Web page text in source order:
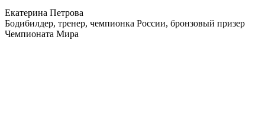
Екатерина Петрова
Бодибилдер, тренер, чемпионка России, бронзовый призер
Чемпионата Мира